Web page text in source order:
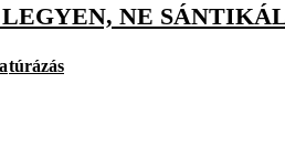
NE
túrázás